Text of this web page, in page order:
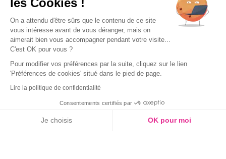
04 42 20 78 42
Du lundi au jeudi de 8h30 à 16h30 & le
vendredi de 8h30 à 15h30
On a attendu d'être sûrs que le contenu de ce site
vous intéresse avant de vous déranger, mais on
aimerait bien vous accompagner pendant votre visite...
C'est OK pour vous ?
Pour modifier vos préférences par la suite, cliquez sur le lien
'Préférences de cookies' situé dans le pied de page.
Lire la politique de confidentialité
Consentements certifiés par
Je choisis OK pour moi